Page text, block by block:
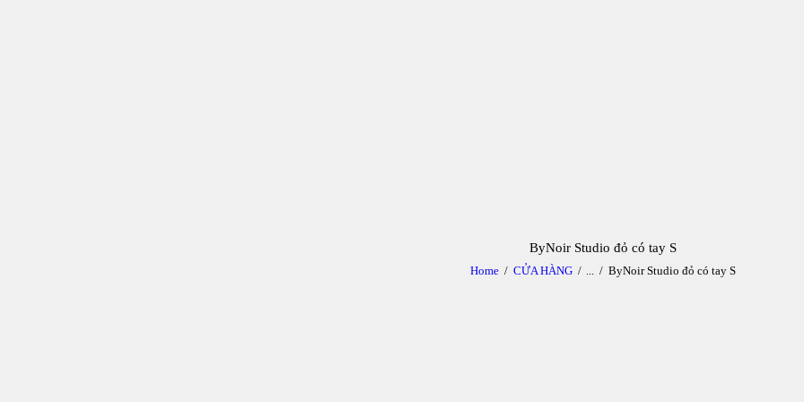
ByNoir Studio đỏ có tay S
Home CỬA HÀNG ... ByNoir Studio đỏ có tay S